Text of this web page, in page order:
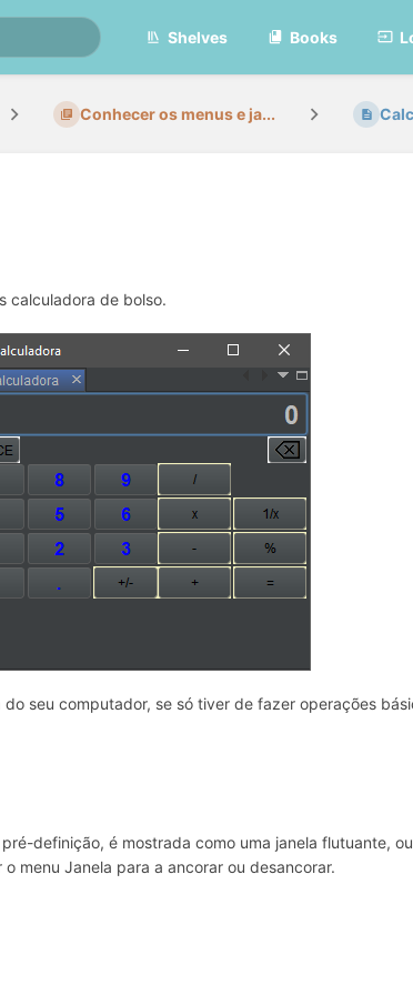
Shelves Books
Conhecer os menus e ja...
calculadora de bolso.
seu computador, se só tiver de fazer operações
definição, é mostrada como uma janela flutuante,
menu Janela para a ancorar ou desancorar.